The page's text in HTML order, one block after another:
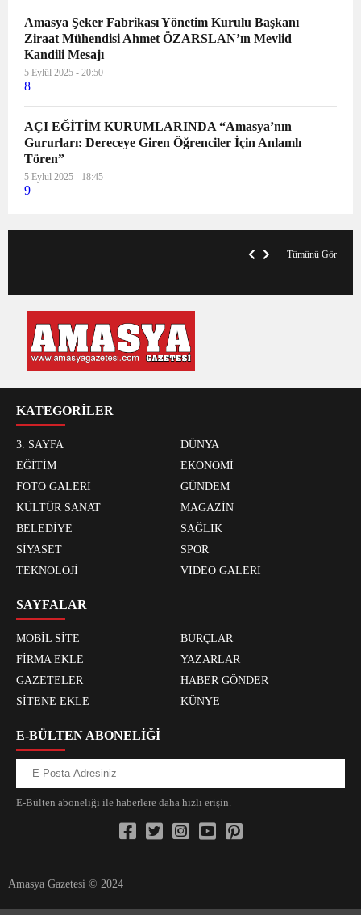
Amasya Şeker Fabrikası Yönetim Kurulu Başkanı
Ziraat Mühendisi Ahmet ÖZARSLAN’ın Mevlid
Kandili Mesajı
5 Eylül 2025 - 20:50
8
AÇI EĞİTİM KURUMLARINDA “Amasya’nın
Gururları: Dereceye Giren Öğrenciler İçin Anlamlı
Tören”
5 Eylül 2025 - 18:45
9
Tümünü Gör
KATEGORİLER
3. SAYFA
DÜNYA
EĞİTİM
EKONOMİ
FOTO GALERİ
GÜNDEM
KÜLTÜR SANAT
MAGAZİN
BELEDİYE
SAĞLIK
SİYASET
SPOR
TEKNOLOJİ
VIDEO GALERİ
SAYFALAR
MOBİL SİTE
BURÇLAR
FİRMA EKLE
YAZARLAR
GAZETELER
HABER GÖNDER
SİTENE EKLE
KÜNYE
E-BÜLTEN ABONELİĞİ
E-Bülten aboneliği ile haberlere daha hızlı erişin.
Amasya Gazetesi © 2024